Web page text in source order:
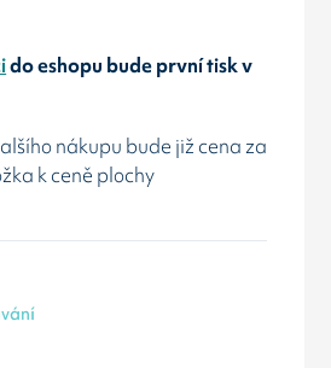
do eshopu bude první tisk v
nákupu bude již cena za
k ceně plochy